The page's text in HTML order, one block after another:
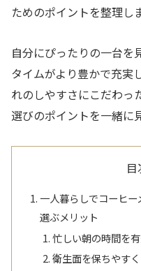
ためのポイントを整理し
自分にぴったりの一台を
タイムがより豊かで充実
れのしやすさにこだわっ
選びのポイントを一緒に
目
一人暮らしでコーヒ
選ぶメリット
忙しい朝の時間を
衛生面を保ちやす